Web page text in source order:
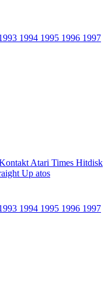
1994 1995 1996 1997
Atari Times Hitdisk
Up atos
1994 1995 1996 1997